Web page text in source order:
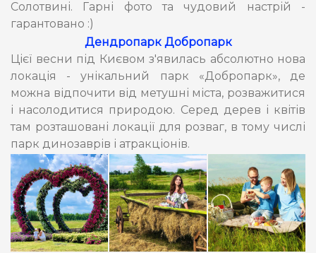
Солотвині. Гарні фото та чудовий настрій -
гарантовано :)
Дендропарк Добропарк
Цієї весни під Києвом з'явилась абсолютно нова
локація - унікальний парк «Добропарк», де
можна відпочити від метушні міста, розважитися
і насолодитися природою. Серед дерев і квітів
там розташовані локації для розваг, в тому числі
парк динозаврів і атракціонів.